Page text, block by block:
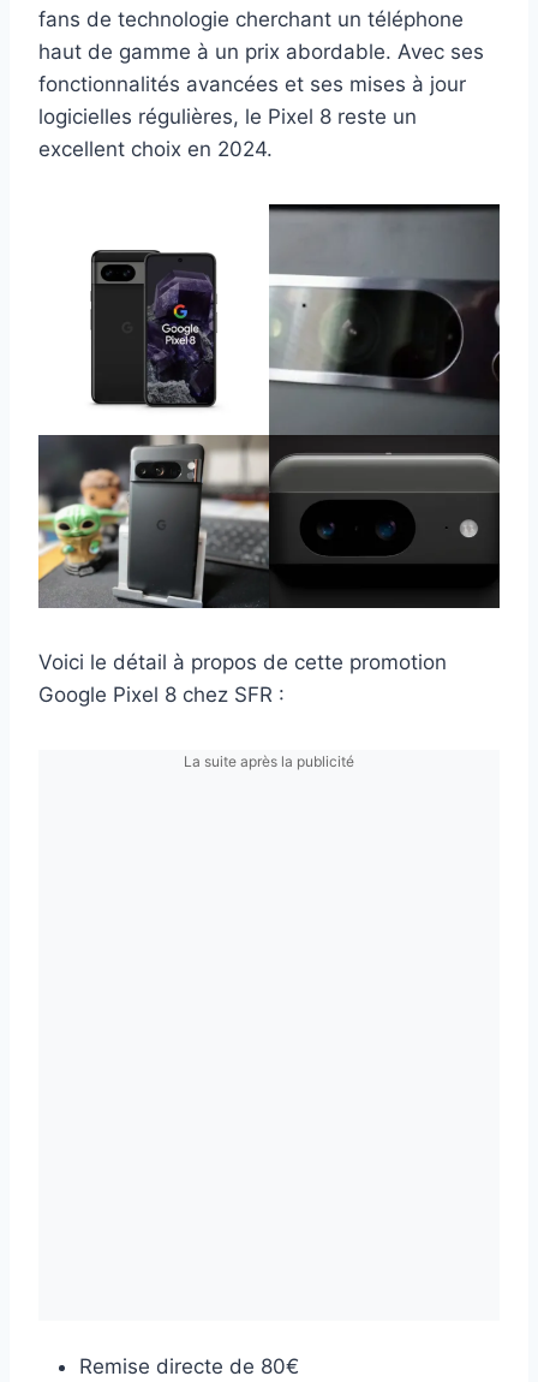
fans de technologie cherchant un téléphone
haut de gamme à un prix abordable. Avec ses
fonctionnalités avancées et ses mises à jour
logicielles régulières, le Pixel 8 reste un
excellent choix en 2024.
Voici le détail à propos de cette promotion
Google Pixel 8 chez SFR :
La suite après la publicité
Remise directe de 80€